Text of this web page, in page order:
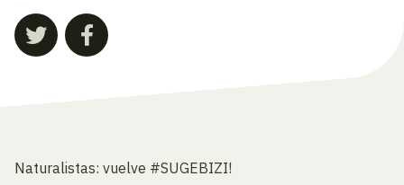
Naturalistas: vuelve #SUGEBIZI!